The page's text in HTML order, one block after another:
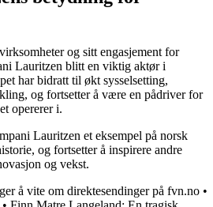
og sitt engasjement for
Lauritzen blitt en viktig aktør i
har bidratt til økt sysselsetting,
og fortsetter å være en pådriver for
opererer i.
Lauritzen et eksempel på norsk
og fortsetter å inspirere andre
og vekst.
å vite om direktesendinger på fvn.no •